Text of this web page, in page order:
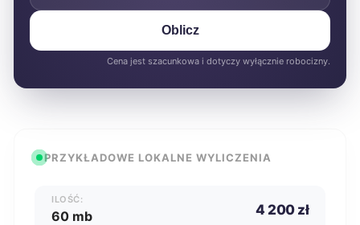
Oblicz
Cena jest szacunkowa i dotyczy wyłącznie robocizny.
PRZYKŁADOWE LOKALNE WYLICZENIA
ILOŚĆ:
60 mb 4 200 zł